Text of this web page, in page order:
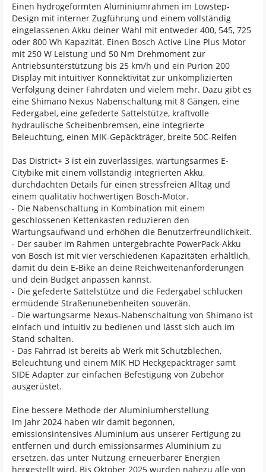
Einen hydrogeformten Aluminiumrahmen im Lowstep-
Design mit interner Zugführung und einem vollständig
eingelassenen Akku deiner Wahl mit entweder 400, 545, 725
oder 800 Wh Kapazität. Einen Bosch Active Line Plus Motor
mit 250 W Leistung und 50 Nm Drehmoment zur
Antriebsunterstützung bis 25 km/h und ein Purion 200
Display mit intuitiver Konnektivität zur unkomplizierten
Verfolgung deiner Fahrdaten und vielem mehr. Dazu gibt es
eine Shimano Nexus Nabenschaltung mit 8 Gängen, eine
Federgabel, eine gefederte Sattelstütze, kraftvolle
hydraulische Scheibenbremsen, eine integrierte
Beleuchtung, einen MIK-Gepäckträger, breite 50C-Reifen
Das District+ 3 ist ein zuverlässiges, wartungsarmes E-
Citybike mit einem vollständig integrierten Akku,
durchdachten Details für einen stressfreien Alltag und
einem qualitativ hochwertigen Bosch-Motor.
- Die Nabenschaltung in Kombination mit einem
geschlossenen Kettenkasten reduzieren den
Wartungsaufwand und erhöhen die Benutzerfreundlichkeit.
- Der sauber im Rahmen untergebrachte PowerPack-Akku
von Bosch ist mit vier verschiedenen Kapazitäten erhältlich,
damit du dein E-Bike an deine Reichweitenanforderungen
und dein Budget anpassen kannst.
- Die gefederte Sattelstütze und die Federgabel schlucken
ermüdende Straßenunebenheiten souverän.
- Die wartungsarme Nexus-Nabenschaltung von Shimano ist
einfach und intuitiv zu bedienen und lässt sich auch im
Stand schalten.
- Das Fahrrad ist bereits ab Werk mit Schutzblechen,
Beleuchtung und einem MIK HD Heckgepäckträger samt
SIDE Adapter zur einfachen Befestigung von Zubehör
ausgerüstet.
Eine bessere Methode der Aluminiumherstellung
Im Jahr 2024 haben wir damit begonnen,
emissionsintensives Aluminium aus unserer Fertigung zu
entfernen und durch emissionsarmes Aluminium zu
ersetzen, das unter Nutzung erneuerbarer Energien
hergestellt wird. Bis Oktober 2025 wurden nahezu alle von